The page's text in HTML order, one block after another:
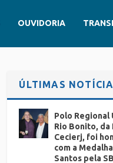
OUVIDORIA
ÚLTIMAS
Polo Regional
Rio Bonito, da
Cecierj, foi
com a
Santos pela